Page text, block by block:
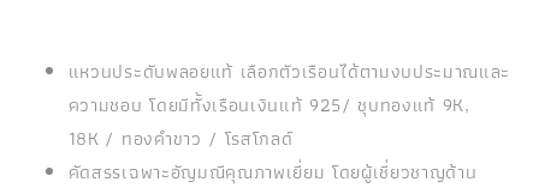
แหวนประดับพลอยแท้ เลือกตัวเรือนได้ตามงบประมาณและ
ความชอบ โดยมีทั้งเรือนเงินแท้ 925/ ชุบทองแท้ 9K,
18K / ทองคำขาว / โรสโกลด์
คัดสรรเฉพาะอัญมณีคุณภาพเยี่ยม โดยผู้เชี่ยวชาญด้าน